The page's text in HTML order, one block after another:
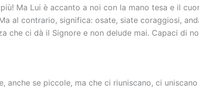
Ma Lui è accanto a noi con la mano tesa e il
al contrario, significa: osate, siate coraggiosi,
che ci dà il Signore e non delude mai. Capaci di
anche se piccole, ma che ci riuniscano, ci